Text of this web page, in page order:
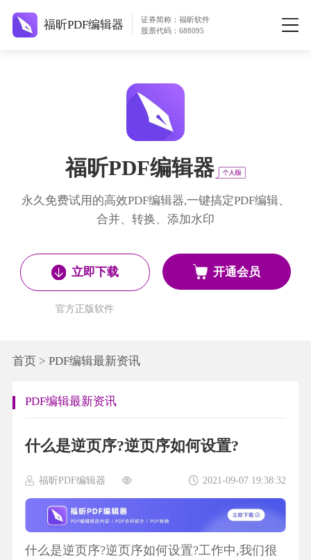
福昕PDF编辑器
证券简称：福昕软件
股票代码：688095
福昕PDF编辑器
永久免费试用的高效PDF编辑器,一键搞定PDF编辑、
合并、转换、添加水印
立即下载
官方正版软件
开通会员
首页> PDF编辑最新资讯
PDF编辑最新资讯
什么是逆页序?逆页序如何设置?
福昕PDF编辑器 2021-09-07 19:38:32
什么是逆页序?逆页序如何设置?工作中,我们很